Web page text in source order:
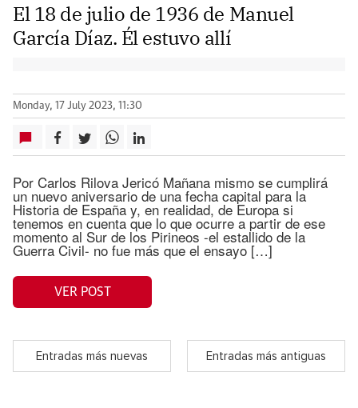
El 18 de julio de 1936 de Manuel
García Díaz. Él estuvo allí
Monday, 17 July 2023, 11:30
Por Carlos Rilova Jericó Mañana mismo se cumplirá
un nuevo aniversario de una fecha capital para la
Historia de España y, en realidad, de Europa si
tenemos en cuenta que lo que ocurre a partir de ese
momento al Sur de los Pirineos -el estallido de la
Guerra Civil- no fue más que el ensayo […]
VER POST
Entradas más nuevas Entradas más antiguas